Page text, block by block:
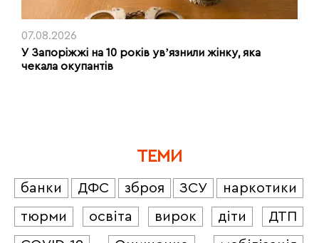
07.08.2026
У Запоріжжі на 10 років увʼязнили жінку, яка
чекала окупантів
ТЕМИ
банки ДФС зброя ЗСУ
наркотики
тюрми
освіта вирок діти
ДТП